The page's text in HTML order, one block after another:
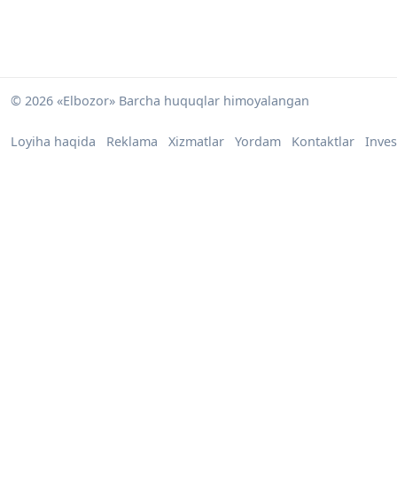
© 2026 «Elbozor» Barcha huquqlar himoyalangan
Loyiha haqida Reklama Xizmatlar Yordam Kontaktlar